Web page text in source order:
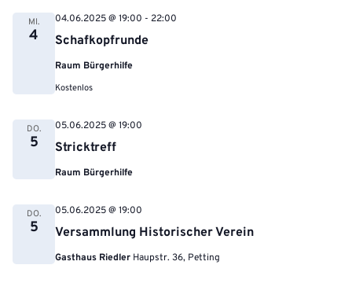
MI.
4 Schafkopfrunde
04.06.2025 @ 19:00 - 22:00
Raum Bürgerhilfe
Kostenlos
DO.
5 Stricktreff
05.06.2025 @ 19:00
Raum Bürgerhilfe
DO.
5 Versammlung Historischer Verein
05.06.2025 @ 19:00
Gasthaus Riedler Haupstr. 36, Petting